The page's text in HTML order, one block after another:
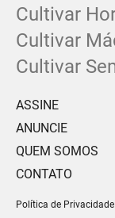
Cultivar
Cultivar
Cultivar
ASSINE
ANUNCIE
QUEM SOMOS
CONTATO
Política de Privacidade